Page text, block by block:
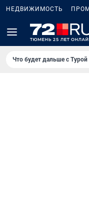
НЕДВИЖИМОСТЬ
Что будет дальше с